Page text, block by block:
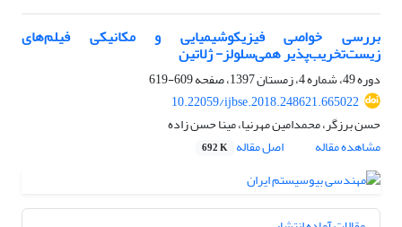
بررسی خواصی فیزیکوشیمیایی و مکانیکی فیلم‌های
زیست‌تخریب‌پذیر همی‌سلولز- ژلاتین
دوره 49، شماره 4، زمستان 1397، صفحه
609-619
10.22059/ijbse.2018.248621.665022
حسن برزگر، محمدامین مهرنیا، مینا حسن زاده
مشاهده مقاله
اصل مقاله 692 K